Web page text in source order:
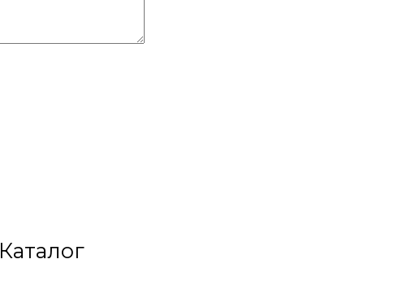
Каталог